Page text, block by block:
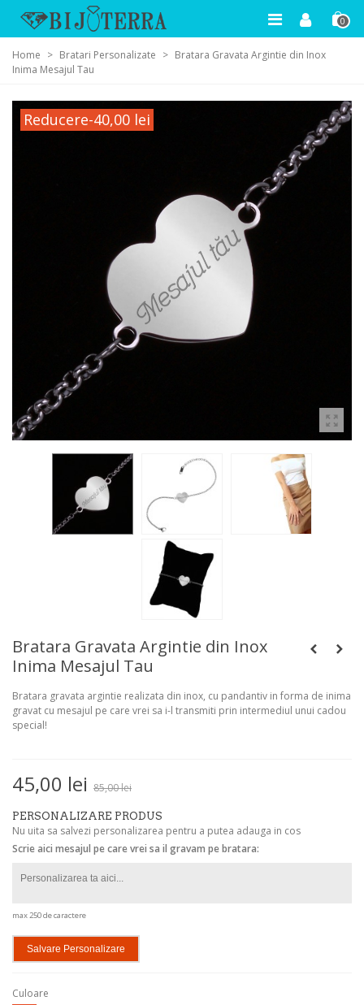
0
Home > Bratari Personalizate > Bratara Gravata Argintie din Inox
Inima Mesajul Tau
Reducere-40,00 lei
Bratara Gravata Argintie din Inox
Inima Mesajul Tau
Bratara gravata argintie realizata din inox, cu pandantiv in forma de inima
gravat cu mesajul pe care vrei sa i-l transmiti prin intermediul unui cadou
special!
45,00 lei 85,00 lei
PERSONALIZARE PRODUS
Nu uita sa salvezi personalizarea pentru a putea adauga in cos
Scrie aici mesajul pe care vrei sa il gravam pe bratara:
max 250 de caractere
Salvare Personalizare
Culoare